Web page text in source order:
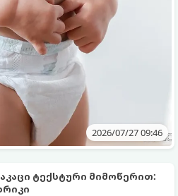
2026/07/27 09:46
ტექსტური მიმოწერით: